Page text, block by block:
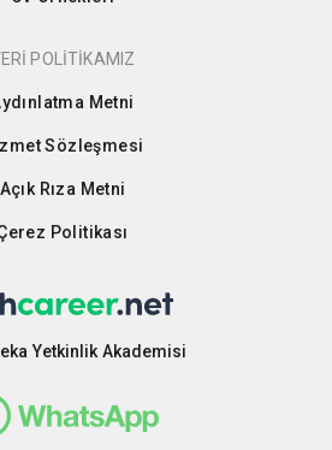
POLİTİKAMIZ
Metni
Sözleşmesi
Açık Rıza Metni
Politikası
Yetkinlik Akademisi